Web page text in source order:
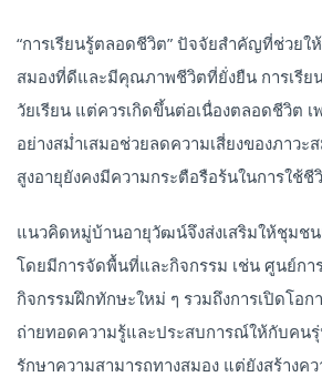
“การเรียนรู้ตลอดชีวิต” ปัจจัยสำคัญที่ช่วยใ
สมองที่ดีและมีคุณภาพชีวิตที่ยั่งยืน การเรีย
วัยเรียน แต่ควรเกิดขึ้นต่อเนื่องตลอดชีวิต เ
อย่างสม่ำเสมอช่วยลดความเสี่ยงของภาวะ
สูงอายุยังคงมีความกระตือรือร้นในการใช้ชี
แนวคิดหมู่บ้านอายุวัฒน์จึงส่งเสริมให้ชุมชน
โดยมีการจัดพื้นที่และกิจกรรม เช่น ศูนย์กา
กิจกรรมฝึกทักษะใหม่ ๆ รวมถึงการเปิดโอก
ถ่ายทอดความรู้และประสบการณ์ให้กับคนรุ่
รักษาความสามารถทางสมอง แต่ยังสร้าง